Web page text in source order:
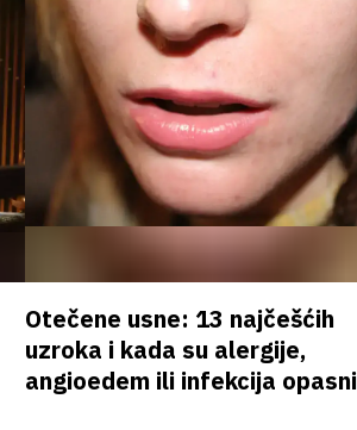
Otečene usne: 13 najčešćih
uzroka i kada su alergije,
angioedem ili infekcija opasni